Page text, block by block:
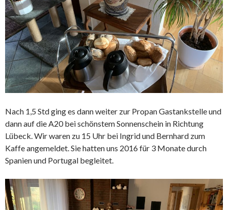
Nach 1,5 Std ging es dann weiter zur Propan Gastankstelle und
dann auf die A20 bei schönstem Sonnenschein in Richtung
Lübeck. Wir waren zu 15 Uhr bei Ingrid und Bernhard zum
Kaffe angemeldet. Sie hatten uns 2016 für 3 Monate durch
Spanien und Portugal begleitet.